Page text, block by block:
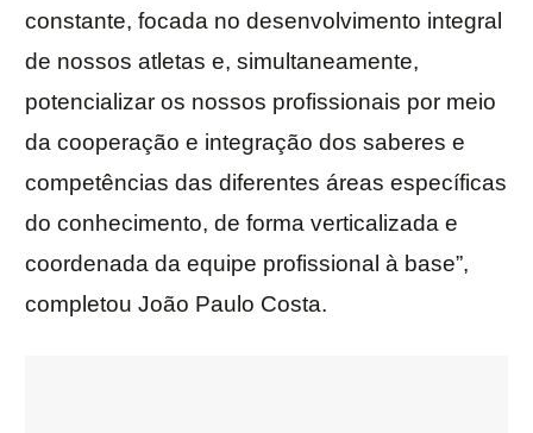
constante, focada no desenvolvimento integral
de nossos atletas e, simultaneamente,
potencializar os nossos profissionais por meio
da cooperação e integração dos saberes e
competências das diferentes áreas específicas
do conhecimento, de forma verticalizada e
coordenada da equipe profissional à base”,
completou João Paulo Costa.